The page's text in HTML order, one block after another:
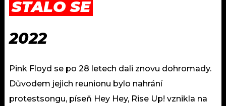
STALO SE
2022
Pink Floyd se po 28 letech dali znovu dohromady.
Důvodem jejich reunionu bylo nahrání
protestsongu, píseň Hey Hey, Rise Up! vznikla na